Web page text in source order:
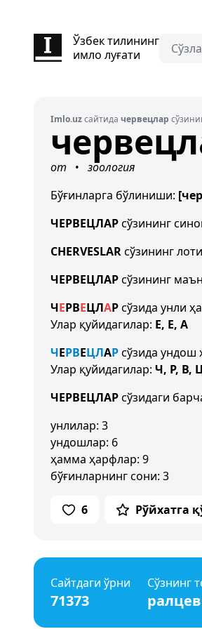
Ўзбек тилининг
имло луғати
Imlo.uzсайтида червецлар
от •
зоология
Бўғинларга бўлиниши:
ЧЕРВЕЦЛАРсўзининг
CHERVESLARсўзининг
ЧЕРВЕЦЛАРсўзининг
ЧЕРВЕЦЛАРсўзида унли
Улар қуйидагилар: Е, Е, А
ЧЕРВЕЦЛАРсўзида ундош
Улар қуйидагилар: Ч, Р, В,
ЧЕРВЕЦЛАРсўзидаги
унлилар: 3
ундошлар: 6
ҳамма ҳарфлар: 9
бўғинларнинг сони: 3
6 Рўйхатга
Сайтдаги ўрни
71373
Сўзнинг